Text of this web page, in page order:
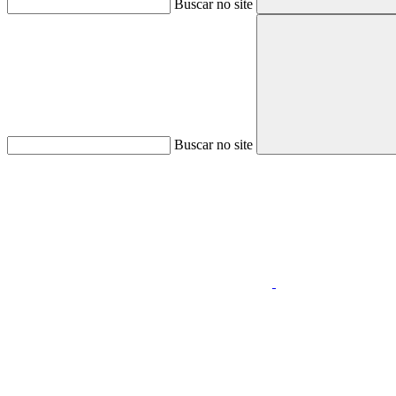
Buscar no site
Buscar no site